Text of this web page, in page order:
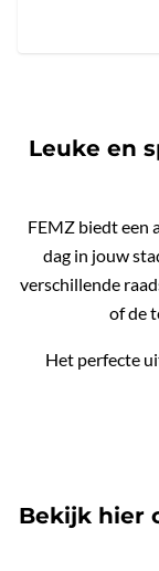
Leuke en
FEMZ biedt een
dag in jouw
verschillende
of de
Het perfecte
Bekijk hier